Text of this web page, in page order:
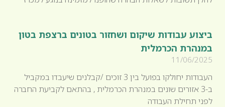
ביצוע עבודות שיקום ושחזור בטונים ברצפת בטון
במנהרת הכרמלית
11/06/2025
העבודות יחולקו בפועל בין 3 זוכים /קבלנים שיעבדו במקביל
ב-3 אזורים שונים במנהרת הכרמלית , בהתאם לקביעת החברה
לפני תחילת העבודה